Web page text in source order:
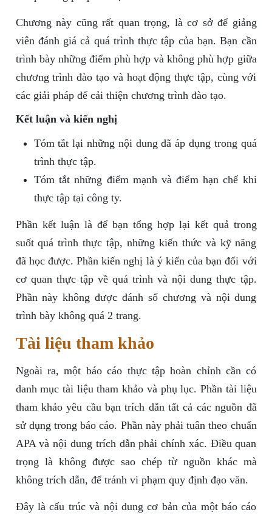
Chương này cũng rất quan trọng, là cơ sở để giảng
viên đánh giá cả quá trình thực tập của bạn. Bạn cần
trình bày những điểm phù hợp và không phù hợp giữa
chương trình đào tạo và hoạt động thực tập, cùng với
các giải pháp để cải thiện chương trình đào tạo.
Kết luận và kiến nghị
Tóm tắt lại những nội dung đã áp dụng trong quá
trình thực tập.
Tóm tắt những điểm mạnh và điểm hạn chế khi
thực tập tại công ty.
Phần kết luận là để bạn tổng hợp lại kết quả trong
suốt quá trình thực tập, những kiến thức và kỹ năng
đã học được. Phần kiến nghị là ý kiến của bạn đối với
cơ quan thực tập về quá trình và nội dung thực tập.
Phần này không được đánh số chương và nội dung
trình bày không quá 2 trang.
Tài liệu tham khảo
Ngoài ra, một báo cáo thực tập hoàn chỉnh cần có
danh mục tài liệu tham khảo và phụ lục. Phần tài liệu
tham khảo yêu cầu bạn trích dẫn tất cả các nguồn đã
sử dụng trong báo cáo. Phần này phải tuân theo chuẩn
APA và nội dung trích dẫn phải chính xác. Điều quan
trọng là không được sao chép từ nguồn khác mà
không trích dẫn, để tránh vi phạm quy định đạo văn.
Đây là cấu trúc và nội dung cơ bản của một báo cáo